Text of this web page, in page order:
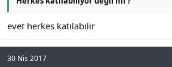
evet herkes katılabilir
30 Nis 2017